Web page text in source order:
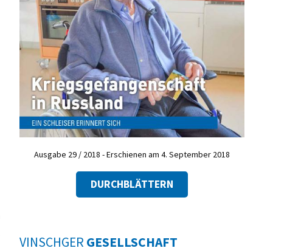
Ausgabe 29 / 2018 - Erschienen am 4. September 2018
DURCHBLÄTTERN
VINSCHGER GESELLSCHAFT